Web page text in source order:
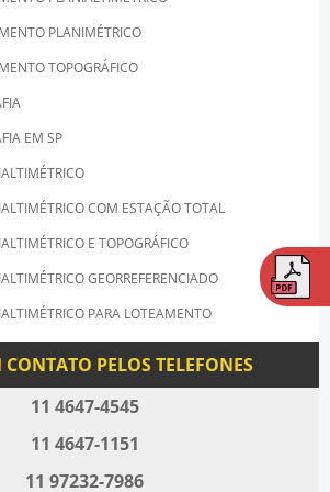
PLANIMÉTRICO
TOPOGRÁFICO
EM SP
COM ESTAÇÃO TOTAL
E TOPOGRÁFICO
GEORREFERENCIADO
PARA LOTEAMENTO
COM GPS
SP
TOPOGRAFIA
CONTATO PELOS TELEFONES
11 4647-4545
11 4647-1151
11 97232-7986